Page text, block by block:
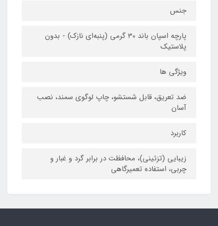
جنس
پارچه اسپان باند 30 گرمی (پنبه‌ای نازک) - بدون
پلاستیک
ویژگی‌ ها
ضد تعریق، قابل شستشو، چاپ لوگوی سمند، نصب
آسان
کاربرد
زیبایی (تزئینی)، محافظت در برابر گرد و غبار و
چربی، استفاده تعمیرگاهی